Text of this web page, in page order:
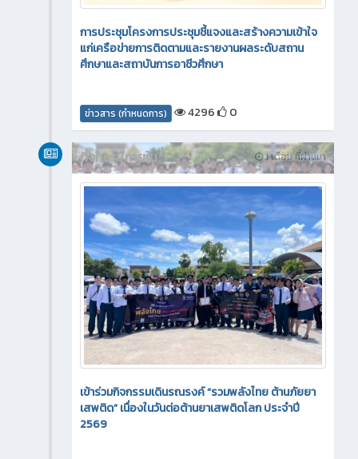
การประชุมโครงการประชุมชี้แจงและสร้างความเข้าใจ
แก่เครือข่ายการติดตามและรายงานผลระดับสถาน
ศึกษาและสถาบันการอาชีวศึกษา
ข่าวสาร (กำหนดการ) 4296 0
1 เดือน ที่ผ่านมา
กิจกรรมภายใน
เข้าร่วมกิจกรรมเดินรณรงค์ “รวมพลังไทย ต้านภัยยา
เสพติด” เนื่องในวันต่อต้านยาเสพติดโลก ประจำปี
2569